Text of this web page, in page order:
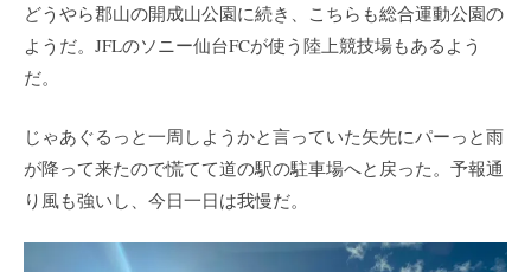
どうやら郡山の開成山公園に続き、こちらも総合運動公園の
ようだ。JFLのソニー仙台FCが使う陸上競技場もあるよう
だ。
じゃあぐるっと一周しようかと言っていた矢先にパーっと雨
が降って来たので慌てて道の駅の駐車場へと戻った。予報通
り風も強いし、今日一日は我慢だ。